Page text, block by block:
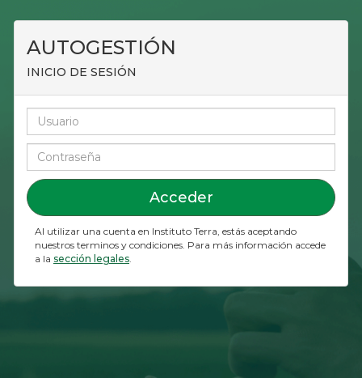
AUTOGESTIÓN
INICIO DE SESIÓN
Al utilizar una cuenta en Instituto Terra, estás aceptando
nuestros terminos y condiciones. Para más información accede
a la sección legales.